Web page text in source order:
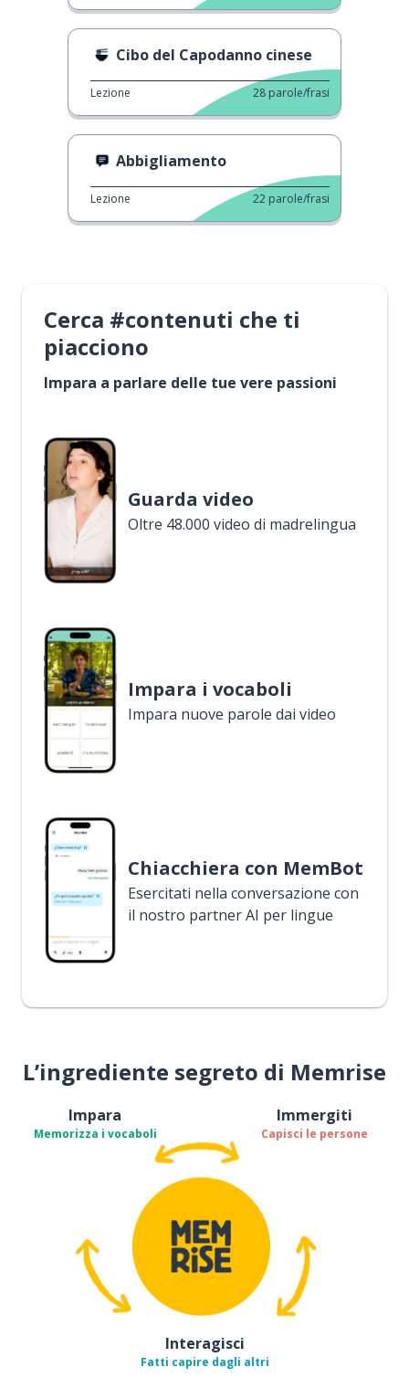
Cibo del Capodanno cinese
Lezione 28 parole/frasi
Abbigliamento
Lezione 22 parole/frasi
Cerca #contenuti che ti
piacciono
Impara a parlare delle tue vere passioni
Guarda video
Oltre 48.000 video di madrelingua
Impara i vocaboli
Impara nuove parole dai video
Chiacchiera con MemBot
Esercitati nella conversazione con
il nostro partner AI per lingue
L’ingrediente segreto di Memrise
Impara
Memorizza i vocaboli
Immergiti
Capisci le persone
Interagisci
Fatti capire dagli altri